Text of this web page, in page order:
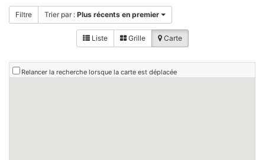
Filtre Trier par :Plus récents en premier
Liste Grille Carte
Relancer la recherche lorsque la carte est déplacée